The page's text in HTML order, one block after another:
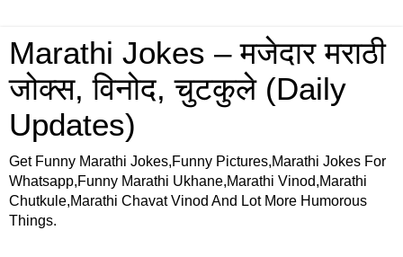
Marathi Jokes – मजेदार मराठी
जोक्स, विनोद, चुटकुले (Daily
Updates)
Get Funny Marathi Jokes,Funny Pictures,Marathi Jokes For
Whatsapp,Funny Marathi Ukhane,Marathi Vinod,Marathi
Chutkule,Marathi Chavat Vinod And Lot More Humorous
Things.